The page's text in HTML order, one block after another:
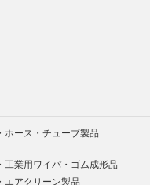
ホース・チューブ製品
工業用ワイパ・ゴム成形品
エアクリーン製品